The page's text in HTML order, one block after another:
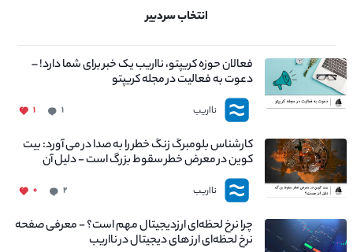
انتخاب سردبیر
فعالان حوزه کریپتو، نااریب یک خبر برای شما دارد! –
دعوت به فعالیت در مجله کریپتو
نااریب ۱ ۱
کارشناس بلومبرگ زنگ خطر را به صدا در می آورد: بیت
کوین در معرض خطر سقوط بزرگ است - دلیل آن
چیست؟
نااریب ۲ ۰
چرا نرخ لحظه‌ای ارزدیجیتال مهم است؟ - معرفی صفحه
نرخ لحظه‌ای ارز های دیجیتال در نااریب